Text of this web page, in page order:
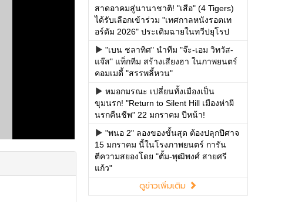
สาดอาคมสู่นานาชาติ! "เสือ" (4 Tigers)
ได้รับเลือกเข้าร่วม "เทศกาลหนังรอตเท
อร์ดัม 2026" ประเดิมฉายในทวีปยุโรป
"เบน ชลาทิศ" นำทีม "จ๊ะ-เอม วิทวัส-
แจ๊ส" แท็กทีม สร้างเสียงฮา ในภาพยนตร์
คอมเมดี้ "สรรพลี้หวน"
หมอกมรณะ เปลี่ยนทั้งเมืองเป็น
ขุมนรก! "Return to Silent Hill เมืองห่าผี
นรกคืนชีพ" 22 มกราคม ปีหน้า!
"พนอ 2" ลองของขั้นสุด ต้องปลุกปีศาจ
15 มกราคม นี้ในโรงภาพยนตร์ การัน
ตีความสยองโดย "ตั้ม-พุฒิพงศ์ สายศรี
แก้ว"
ดูข่าวเพิ่มเติม